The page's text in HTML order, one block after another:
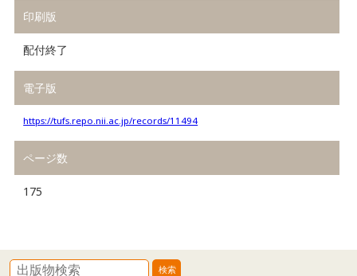
印刷版
配付終了
電子版
https://tufs.repo.nii.ac.jp/records/11494
ページ数
175